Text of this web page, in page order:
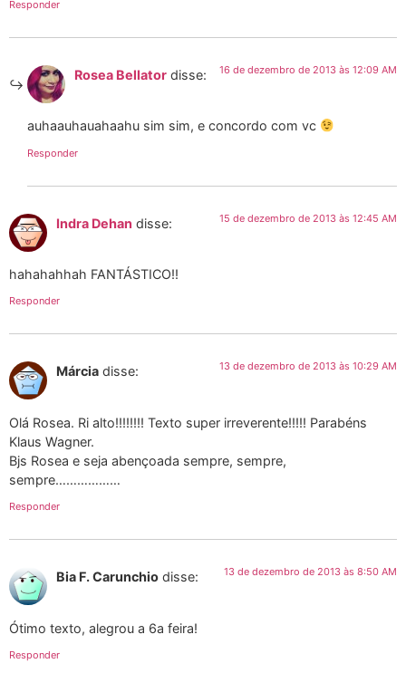
Responder
Rosea Bellator disse: 16 de dezembro de 2013 às 12:09 AM
auhaauhauahaahu sim sim, e concordo com vc
Responder
Indra Dehan disse: 15 de dezembro de 2013 às 12:45 AM
hahahahhah FANTÁSTICO!!
Responder
Márcia disse: 13 de dezembro de 2013 às 10:29 AM
Olá Rosea. Ri alto!!!!!!!! Texto super irreverente!!!!! Parabéns
Klaus Wagner.
Bjs Rosea e seja abençoada sempre, sempre,
sempre………………
Responder
Bia F. Carunchio disse: 13 de dezembro de 2013 às 8:50 AM
Ótimo texto, alegrou a 6a feira!
Responder